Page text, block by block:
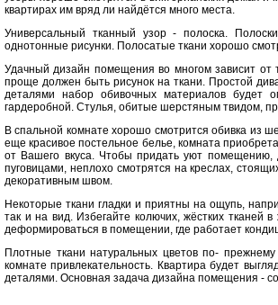
квартирах им вряд ли найдётся много места.
Универсальный тканный узор - полоска.
однотонные рисунки. Полосатые ткани хорошо
Удачный дизайн помещения во многом зависит от
проще должен быть рисунок на ткани. Простой
деталями набор обивочных материалов будет
гардеробной. Стулья, обитые шерстяным твидом,
В спальной комнате хорошо смотрится обивка из
еще красивое постельное белье, комната
от Вашего вкуса. Чтобы придать уют помещению,
пуговицами, неплохо смотрятся на креслах,
декоративным швом.
Некоторые ткани гладки и приятны на ощупь,
так и на вид. Избегайте колючих, жёстких тканей
деформироваться в помещении, где работает
Плотные ткани натуральных цветов по-
комнате привлекательность. Квартира будет
деталями. Основная задача дизайна помещения -